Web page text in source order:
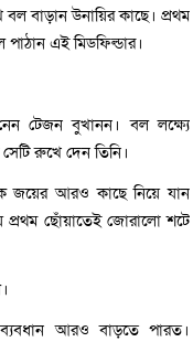
বাড়ান উনায়ির কাছে। প্রথম
এই মিডফিল্ডার।
টেজন বুখানন। বল লক্ষ্যে
রুখে দেন তিনি।
জয়ের আরও কাছে নিয়ে যান
প্রথম ছোঁয়াতেই জোরালো শটে
ব্যবধান আরও বাড়তে পারত।